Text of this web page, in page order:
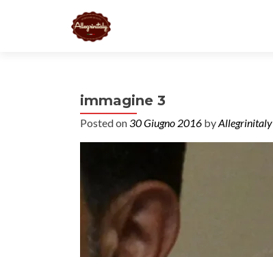
immagine 3
Posted on30 Giugno 2016 byAllegrinitaly